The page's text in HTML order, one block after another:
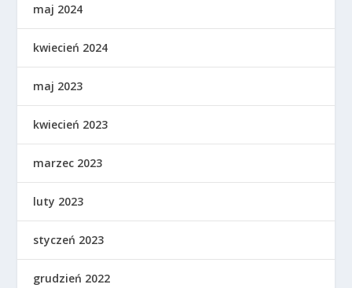
maj 2024
kwiecień 2024
maj 2023
kwiecień 2023
marzec 2023
luty 2023
styczeń 2023
grudzień 2022